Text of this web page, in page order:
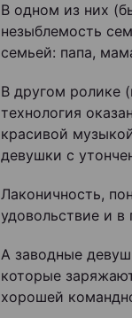
В одном из них
незыблемость
семьей: папа,
В другом ролике
технология
красивой
девушки с
Лаконичность,
удовольствие и
А заводные
которые
хорошей